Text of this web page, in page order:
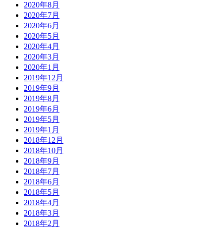
2020年8月
2020年7月
2020年6月
2020年5月
2020年4月
2020年3月
2020年1月
2019年12月
2019年9月
2019年8月
2019年6月
2019年5月
2019年1月
2018年12月
2018年10月
2018年9月
2018年7月
2018年6月
2018年5月
2018年4月
2018年3月
2018年2月